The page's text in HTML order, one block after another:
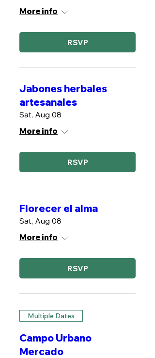
More info
RSVP
Jabones herbales
artesanales
Sat, Aug 08
More info
RSVP
Florecer el alma
Sat, Aug 08
More info
RSVP
Multiple Dates
Campo Urbano
Mercado